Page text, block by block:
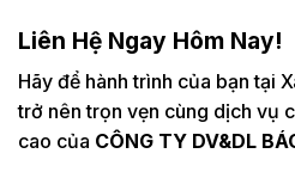
Liên Hệ Ngay Hôm Nay!
Hãy để hành trình của bạn tại
trở nên trọn vẹn cùng dịch vụ
cao của CÔNG TY DV&DL